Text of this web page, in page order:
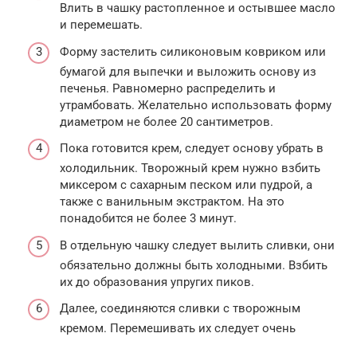
Влить в чашку растопленное и остывшее масло
и перемешать.
Форму застелить силиконовым ковриком или
бумагой для выпечки и выложить основу из
печенья. Равномерно распределить и
утрамбовать. Желательно использовать форму
диаметром не более 20 сантиметров.
Пока готовится крем, следует основу убрать в
холодильник. Творожный крем нужно взбить
миксером с сахарным песком или пудрой, а
также с ванильным экстрактом. На это
понадобится не более 3 минут.
В отдельную чашку следует вылить сливки, они
обязательно должны быть холодными. Взбить
их до образования упругих пиков.
Далее, соединяются сливки с творожным
кремом. Перемешивать их следует очень